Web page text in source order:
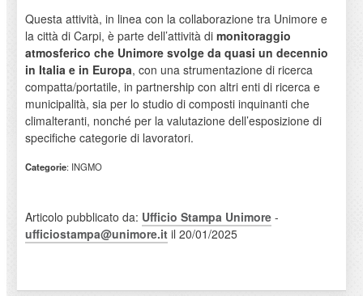
Questa attività, in linea con la collaborazione tra Unimore e
la città di Carpi, è parte dell’attività di monitoraggio
atmosferico che Unimore svolge da quasi un decennio
in Italia e in Europa, con una strumentazione di ricerca
compatta/portatile, in partnership con altri enti di ricerca e
municipalità, sia per lo studio di composti inquinanti che
climalteranti, nonché per la valutazione dell’esposizione di
specifiche categorie di lavoratori.
Categorie: INGMO
Articolo pubblicato da: Ufficio Stampa Unimore-
ufficiostampa@unimore.itil 20/01/2025